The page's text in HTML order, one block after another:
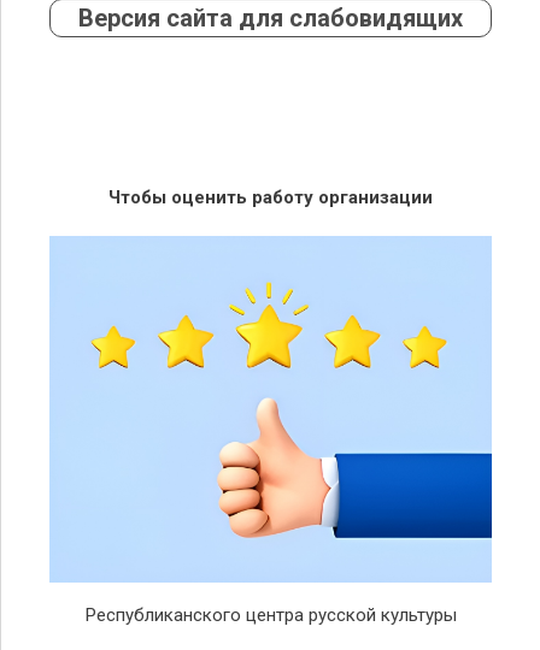
Версия сайта для слабовидящих
Чтобы оценить работу организации
Республиканского центра русской культуры